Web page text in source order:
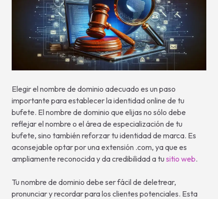
Elegir el nombre de dominio adecuado es un paso
importante para establecer la identidad online de tu
bufete. El nombre de dominio que elijas no sólo debe
reflejar el nombre o el área de especialización de tu
bufete, sino también reforzar tu identidad de marca. Es
aconsejable optar por una extensión .com, ya que es
ampliamente reconocida y da credibilidad a tusitio web.
Tu nombre de dominio debe ser fácil de deletrear,
pronunciar y recordar para los clientes potenciales. Esta